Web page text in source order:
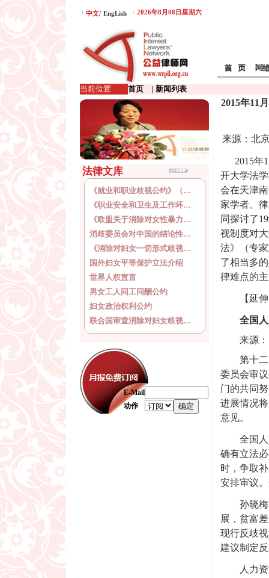
中文/ EngLish 2026年8月08日星期六
当前位置 首页 | 新闻列表
法律文库
《就业和职业歧视公约》（…
《职业安全和卫生及工作环…
《欧盟关于消除对女性暴力…
消歧委员会对中国的结论性…
《消除对妇女一切形式歧视…
国外妇女平等保护立法介绍
世界人权宣言
男女工人同工同酬公约
妇女政治权利公约
联合国审查消除对妇女歧视…
E-Mail
动作
2015年11
来源：北
2015年
开大学法
会在天津
家学者、
同探讨了
视制度对
法》（专
了相当多
律难点的
【延
全国
来源
第十
委员会审
门的共同
进展情况
意见。
全国
确有立法
时，争取
安排审议
孙晓
展，贫富
现行反歧
建议制定
人力